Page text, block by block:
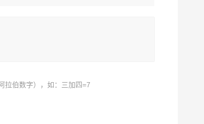
拉伯数字），如：三加四=7